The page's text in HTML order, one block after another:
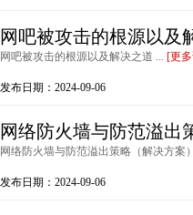
网吧被攻击的根源以及
网吧被攻击的根源以及解决之道 ... [更
发布日期：2024-09-06
网络防火墙与防范溢出
网络防火墙与防范溢出策略（解决方案
发布日期：2024-09-06